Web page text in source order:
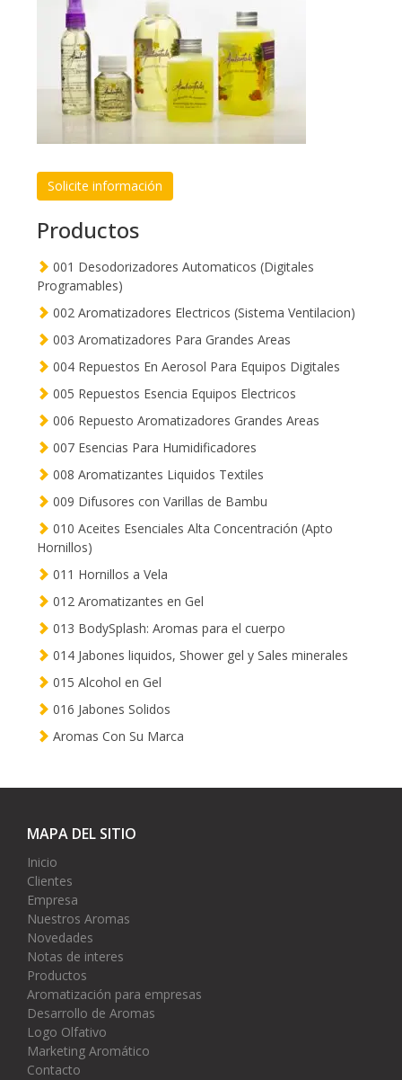
Solicite información
Productos
001 Desodorizadores Automaticos (Digitales
Programables)
002 Aromatizadores Electricos (Sistema Ventilacion)
003 Aromatizadores Para Grandes Areas
004 Repuestos En Aerosol Para Equipos Digitales
005 Repuestos Esencia Equipos Electricos
006 Repuesto Aromatizadores Grandes Areas
007 Esencias Para Humidificadores
008 Aromatizantes Liquidos Textiles
009 Difusores con Varillas de Bambu
010 Aceites Esenciales Alta Concentración (Apto
Hornillos)
011 Hornillos a Vela
012 Aromatizantes en Gel
013 BodySplash: Aromas para el cuerpo
014 Jabones liquidos, Shower gel y Sales minerales
015 Alcohol en Gel
016 Jabones Solidos
Aromas Con Su Marca
MAPA DEL SITIO
Inicio
Clientes
Empresa
Nuestros Aromas
Novedades
Notas de interes
Productos
Aromatización para empresas
Desarrollo de Aromas
Logo Olfativo
Marketing Aromático
Contacto